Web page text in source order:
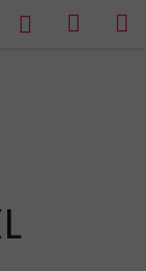
Hledat